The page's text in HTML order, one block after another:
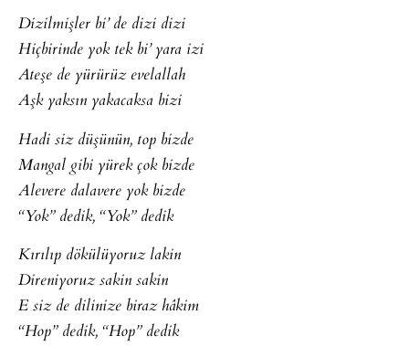
Dizilmişler bi’ de dizi dizi
Hiçbirinde yok tek bi’ yara izi
Ateşe de yürürüz evelallah
Aşk yaksın yakacaksa bizi
Hadi siz düşünün, top bizde
Mangal gibi yürek çok bizde
Alevere dalavere yok bizde
“Yok” dedik, “Yok” dedik
Kırılıp dökülüyoruz lakin
Direniyoruz sakin sakin
E siz de dilinize biraz hâkim
“Hop” dedik, “Hop” dedik